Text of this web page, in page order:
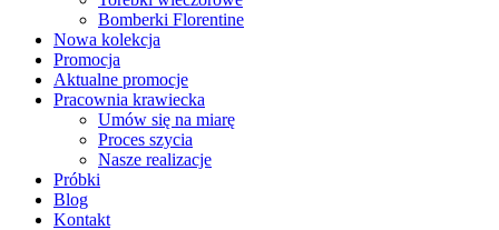
Bomberki Florentine
Nowa kolekcja
Promocja
Aktualne promocje
Pracownia krawiecka
Umów się na miarę
Proces szycia
Nasze realizacje
Próbki
Blog
Kontakt